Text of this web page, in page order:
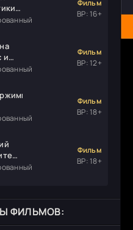
Фильм
ВР: 16+
и
Фильм
ВР: 12+
Фильм
ВР: 18+
Фильм
ВР: 18+
ФИЛЬМОВ: